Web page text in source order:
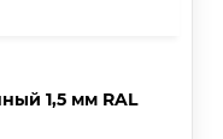
1,5 мм RAL